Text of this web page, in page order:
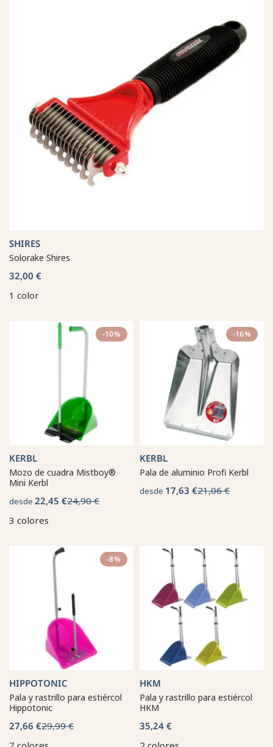
SHIRES
Solorake Shires
32,00 €
1 color
-10%
KERBL
Mozo de cuadra Mistboy®
Mini Kerbl
desde 22,45 €24,90 €
3 colores
-16%
KERBL
Pala de aluminio Profi Kerbl
desde 17,63 €21,06 €
-8%
HIPPOTONIC
Pala y rastrillo para estiércol
Hippotonic
27,66 €29,99 €
HKM
Pala y rastrillo para estiércol
HKM
35,24 €